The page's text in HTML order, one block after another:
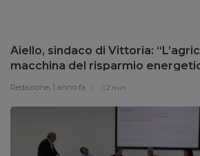
Aiello, sindaco di Vittoria:
macchina del risparmio
Redazione, 1 anno fa 2 min